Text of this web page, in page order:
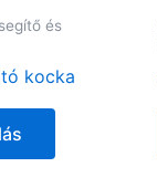
és
kocka